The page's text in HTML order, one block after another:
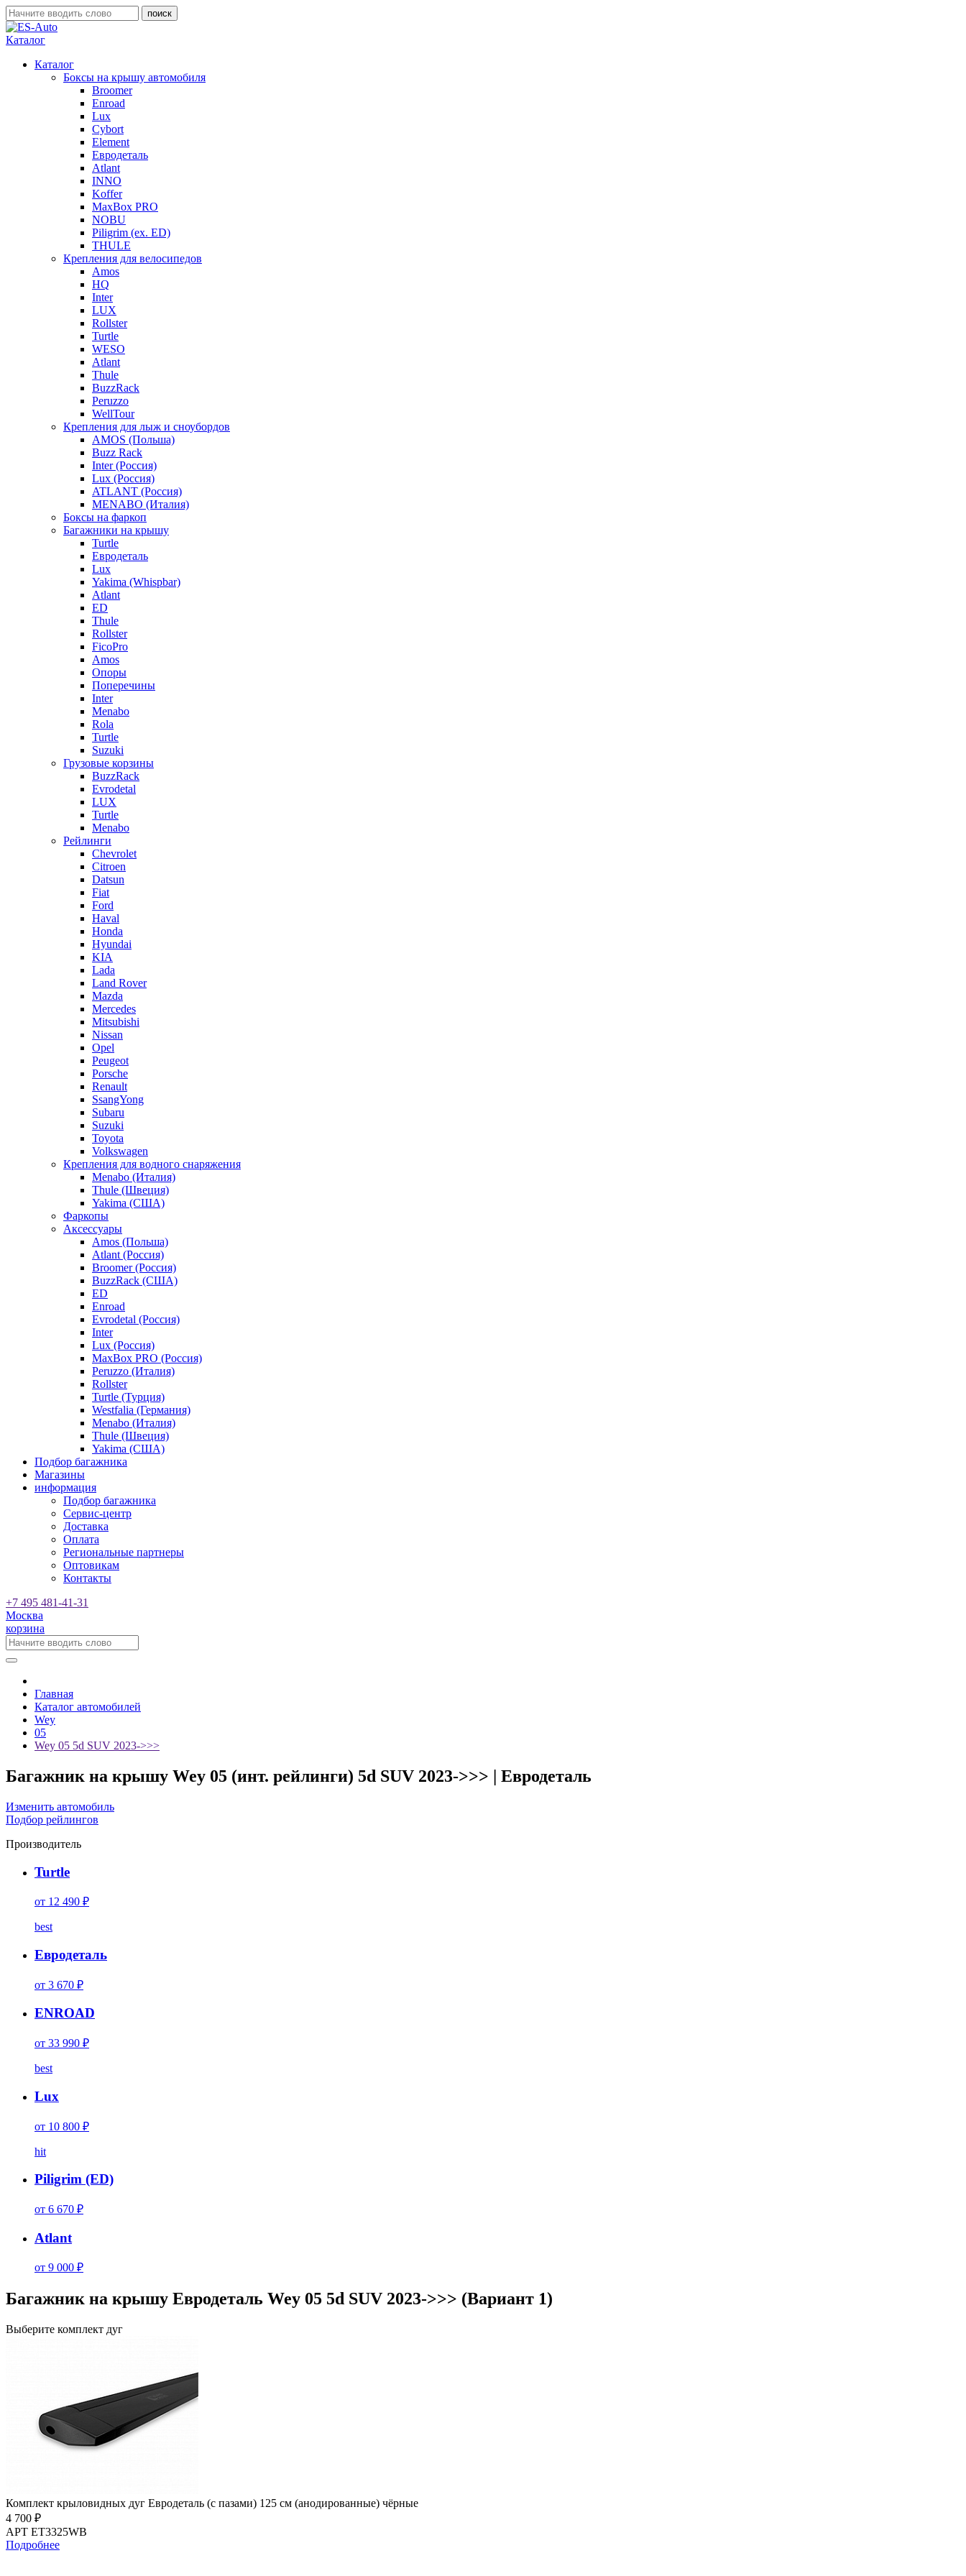
Каталог
Каталог
Боксы на крышу автомобиля
Broomer
Enroad
Lux
Cybort
Element
Евродеталь
Atlant
INNO
Koffer
MaxBox PRO
NOBU
Piligrim (ex. ED)
THULE
Крепления для велосипедов
Amos
HQ
Inter
LUX
Rollster
Turtle
WESO
Atlant
Thule
BuzzRack
Peruzzo
WellTour
Крепления для лыж и сноубордов
AMOS (Польша)
Buzz Rack
Inter (Россия)
Lux (Россия)
ATLANT (Россия)
MENABO (Италия)
Боксы на фаркоп
Багажники на крышу
Turtle
Евродеталь
Lux
Yakima (Whispbar)
Atlant
ED
Thule
Rollster
FicoPro
Amos
Опоры
Поперечины
Inter
Menabo
Rola
Turtle
Suzuki
Грузовые корзины
BuzzRack
Evrodetal
LUX
Turtle
Menabo
Рейлинги
Chevrolet
Citroen
Datsun
Fiat
Ford
Haval
Honda
Hyundai
KIA
Lada
Land Rover
Mazda
Mercedes
Mitsubishi
Nissan
Opel
Peugeot
Porsche
Renault
SsangYong
Subaru
Suzuki
Toyota
Volkswagen
Крепления для водного снаряжения
Menabo (Италия)
Thule (Швеция)
Yakima (США)
Фаркопы
Аксессуары
Amos (Польша)
Atlant (Россия)
Broomer (Россия)
BuzzRack (США)
ED
Enroad
Evrodetal (Россия)
Inter
Lux (Россия)
MaxBox PRO (Россия)
Peruzzo (Италия)
Rollster
Turtle (Турция)
Westfalia (Германия)
Menabo (Италия)
Thule (Швеция)
Yakima (США)
Подбор багажника
Магазины
информация
Подбор багажника
Сервис-центр
Доставка
Оплата
Региональные партнеры
Оптовикам
Контакты
+7 495 481-41-31
Москва
корзина
Главная
Каталог автомобилей
Wey
05
Wey 05 5d SUV 2023->>>
Багажник на крышу Wey 05 (инт. рейлинги) 5d SUV 2023->>> | Евродеталь
Изменить автомобиль
Подбор рейлингов
Производитель
Turtle
от 12 490 ₽
best
Евродеталь
от 3 670 ₽
ENROAD
от 33 990 ₽
best
Lux
от 10 800 ₽
hit
Piligrim (ED)
от 6 670 ₽
Atlant
от 9 000 ₽
Багажник на крышу Евродеталь Wey 05 5d SUV 2023->>> (Вариант 1)
Выберите комплект дуг
Комплект крыловидных дуг Евродеталь (с пазами) 125 см (анодированные) чёрные
4 700 ₽
АРТ ET3325WB
Подробнее